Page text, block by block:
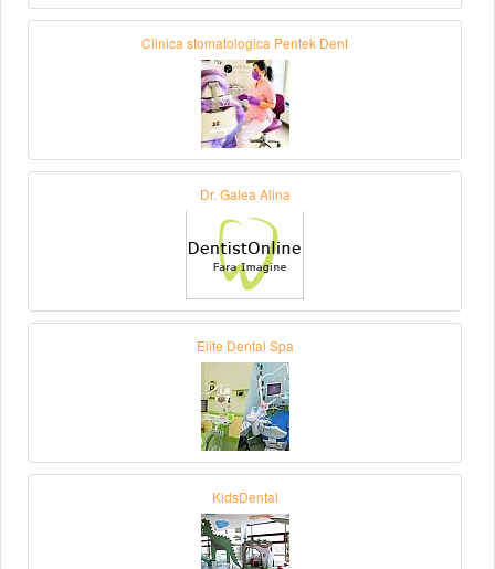
Clinica stomatologica Pentek Dent
Dr. Galea Alina
Elite Dental Spa
KidsDental